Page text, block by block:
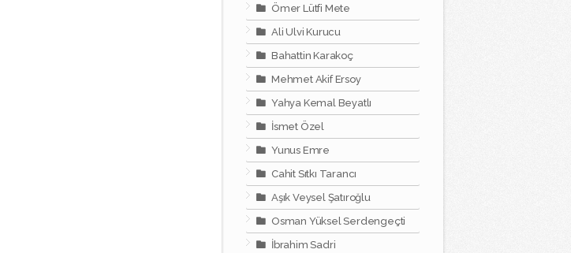
Ömer Lütfi Mete
Ali Ulvi Kurucu
Bahattin Karakoç
Mehmet Akif Ersoy
Yahya Kemal Beyatlı
İsmet Özel
Yunus Emre
Cahit Sıtkı Tarancı
Aşık Veysel Şatıroğlu
Osman Yüksel Serdengeçti
İbrahim Sadri